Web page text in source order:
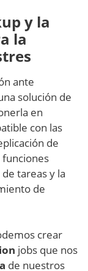
y la
la
ante
solución de
en
con las
de
tareas y la
de
crear
jobs que nos
de nuestros